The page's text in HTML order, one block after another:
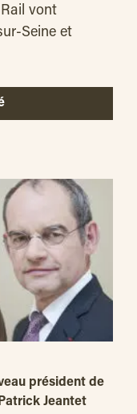
vont
Seine et
président de
Jeantet